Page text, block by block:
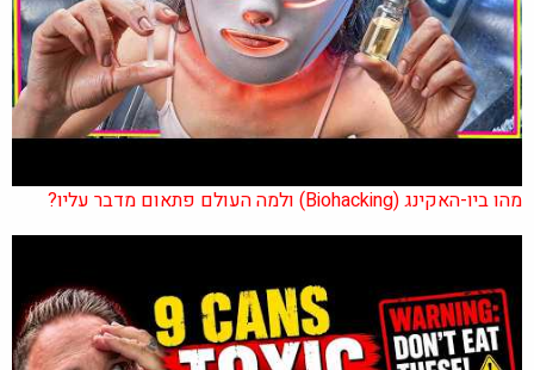
מהו ביו-האקינג (Biohacking) ולמה העולם פתאום מדבר עליו?